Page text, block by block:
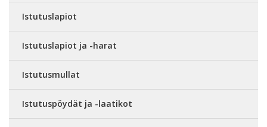
Istutuslapiot
Istutuslapiot ja -harat
Istutusmullat
Istutuspöydät ja -laatikot